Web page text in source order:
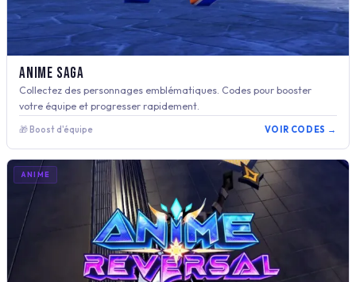
Anime Saga
Collectez des personnages emblématiques. Codes pour booster
votre équipe et progresser rapidement.
🎁 Boost d'équipe VOIR CODES →
ANIME